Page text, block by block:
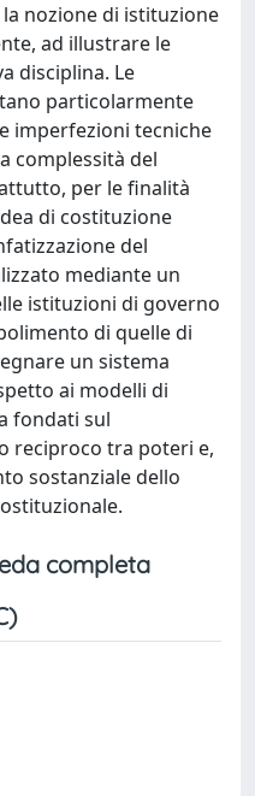
nozione di istituzione
ad illustrare le
disciplina. Le
particolarmente
imperfezioni tecniche
complessità del
per le finalità
di costituzione
del
mediante un
istituzioni di governo
di quelle di
un sistema
ai modelli di
fondati sul
reciproco tra poteri e,
sostanziale dello
completa